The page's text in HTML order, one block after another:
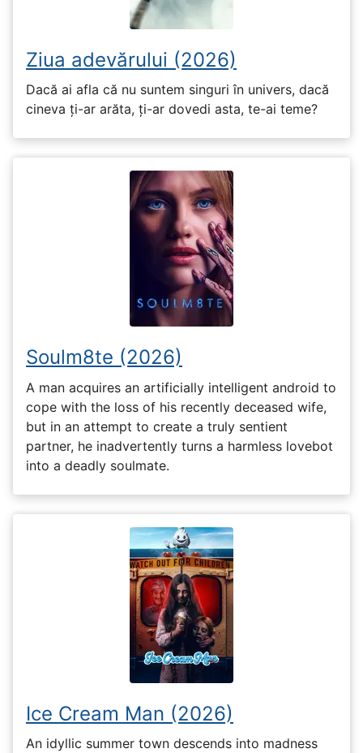
Ziua adevărului (2026)
Dacă ai afla că nu suntem singuri în univers, dacă
cineva ți-ar arăta, ți-ar dovedi asta, te-ai teme?
Soulm8te (2026)
A man acquires an artificially intelligent android to
cope with the loss of his recently deceased wife,
but in an attempt to create a truly sentient
partner, he inadvertently turns a harmless lovebot
into a deadly soulmate.
Ice Cream Man (2026)
An idyllic summer town descends into madness